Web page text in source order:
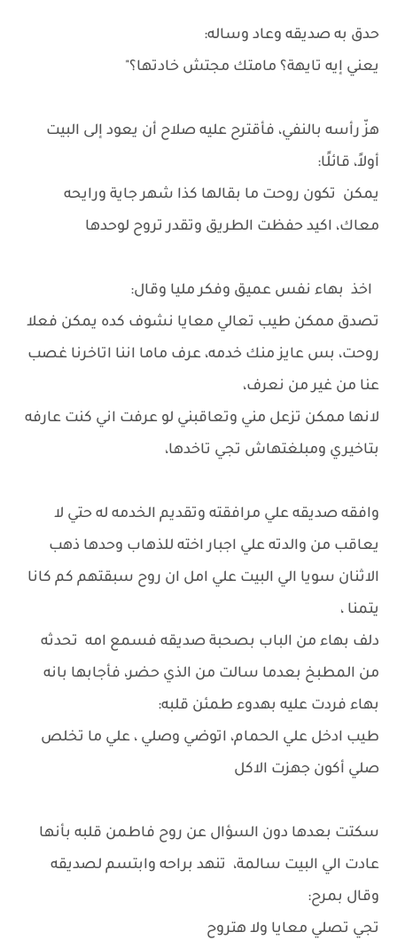
حدق به صديقه وعاد وساله:
يعني إيه تايهة؟ مامتك مجتش خادتها؟"
هزّ رأسه بالنفي، فأقترح عليه صلاح أن يعود إلى البيت
أولاً، قائلًا:
يمكن تكون روحت ما بقالها كذا شهر جاية ورايحه
معاك، اكيد حفظت الطريق وتقدر تروح لوحدها
اخذ بهاء نفس عميق وفكر مليا وقال:
تصدق ممكن طيب تعالي معايا نشوف كده يمكن فعلا
روحت، بس عايز منك خدمه، عرف ماما اننا اتاخرنا غصب
عنا من غير من نعرف،
لانها ممكن تزعل مني وتعاقبني لو عرفت اني كنت عارفه
بتاخيري ومبلغتهاش تجي تاخدها،
وافقه صديقه علي مرافقته وتقديم الخدمه له حتي لا
يعاقب من والدته علي اجبار اخته للذهاب وحدها ذهب
الاثنان سويا الي البيت علي امل ان روح سبقتهم كم كانا
يتمنا ،
دلف بهاء من الباب بصحبة صديقه فسمع امه تحدثه
من المطبخ بعدما سالت من الذي حضر، فأجابها بانه
بهاء فردت عليه بهدوء طمئن قلبه:
طيب ادخل علي الحمام، اتوضي وصلي ، علي ما تخلص
صلي أكون جهزت الاكل
سكتت بعدها دون السؤال عن روح فاطمن قلبه بأنها
عادت الي البيت سالمة، تنهد براحه وابتسم لصديقه
وقال بمرح:
تجي تصلي معايا ولا هتروح